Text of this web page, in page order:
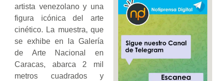
artista venezolano y una
figura icónica del arte
cinético. La muestra, que
se exhibe en la Galería
de Arte Nacional en
Caracas, abarca 2 mil
metros cuadrados y